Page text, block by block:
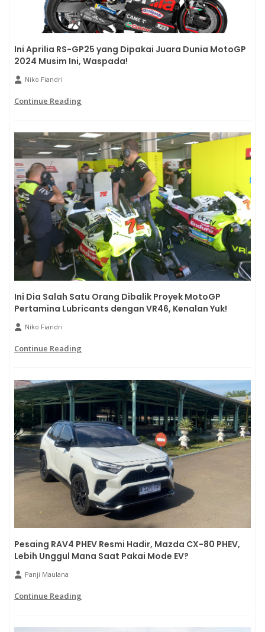
Ini Aprilia RS-GP25 yang Dipakai Juara Dunia MotoGP
2024 Musim Ini, Waspada!
Niko Fiandri
Continue Reading
Ini Dia Salah Satu Orang Dibalik Proyek MotoGP
Pertamina Lubricants dengan VR46, Kenalan Yuk!
Niko Fiandri
Continue Reading
Pesaing RAV4 PHEV Resmi Hadir, Mazda CX-80 PHEV,
Lebih Unggul Mana Saat Pakai Mode EV?
Panji Maulana
Continue Reading